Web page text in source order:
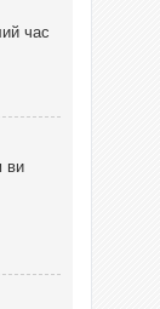
час
ви